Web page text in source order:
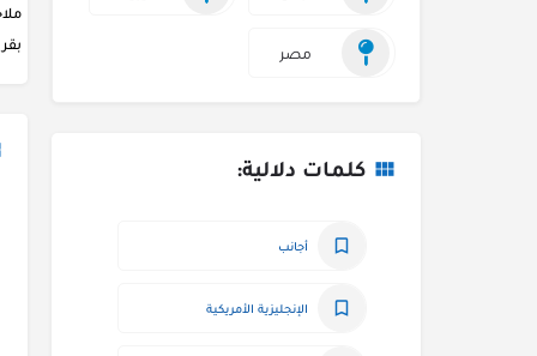
مصر
كلمات دلالية:
أجانب
الإنجليزية الأمريكية